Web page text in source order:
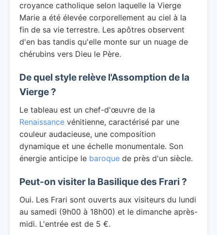
croyance catholique selon laquelle la Vierge
Marie a été élevée corporellement au ciel à la
fin de sa vie terrestre. Les apôtres observent
d'en bas tandis qu'elle monte sur un nuage de
chérubins vers Dieu le Père.
De quel style relève l'Assomption de la
Vierge ?
Le tableau est un chef-d'œuvre de la
Renaissance vénitienne, caractérisé par une
couleur audacieuse, une composition
dynamique et une échelle monumentale. Son
énergie anticipe le baroque de près d'un siècle.
Peut-on visiter la Basilique des Frari ?
Oui. Les Frari sont ouverts aux visiteurs du lundi
au samedi (9h00 à 18h00) et le dimanche après-
midi. L'entrée est de 5 €.